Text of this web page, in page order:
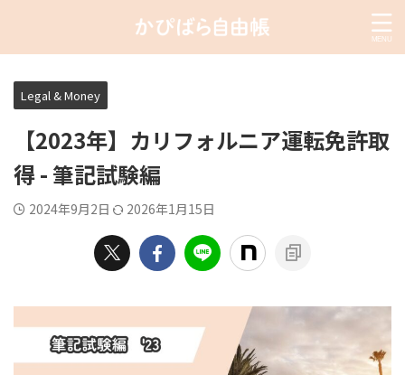
Legal & Money
【2023年】カリフォルニア運転免許取
得 - 筆記試験編
2024年9月2日 2026年1月15日